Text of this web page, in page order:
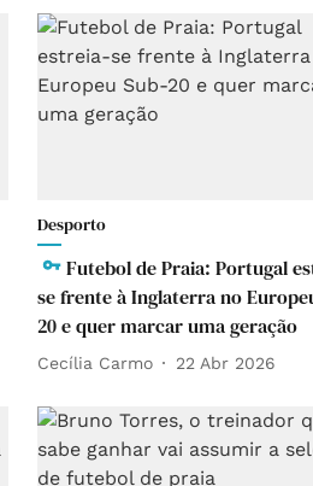
Desporto
Futebol de Praia: Portugal
se frente à Inglaterra no
20 e quer marcar uma geração
Cecília Carmo 22 Abr 2026